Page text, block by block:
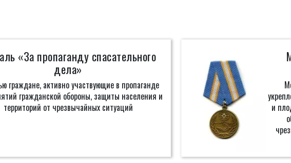
«За пропаганду спасательного
дела»
граждане, активно участвующие в пропаганде
гражданской обороны, защиты населения и
территорий от чрезвычайных ситуаций
и